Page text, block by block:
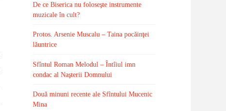
De ce Biserica nu foloseşte instrumente
muzicale în cult?
Protos. Arsenie Muscalu – Taina pocăinţei
lăuntrice
Sfîntul Roman Melodul – Întîiul imn
condac al Naşterii Domnului
Două minuni recente ale Sfîntului Mucenic
Mina